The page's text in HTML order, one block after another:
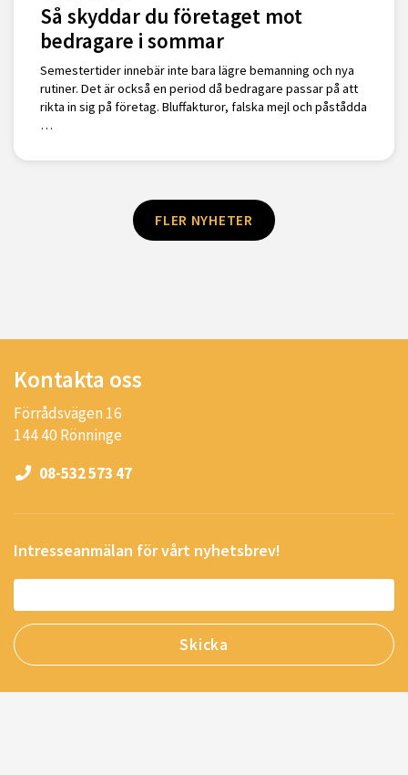
Så skyddar du företaget mot
bedragare i sommar
Semestertider innebär inte bara lägre bemanning och nya
rutiner. Det är också en period då bedragare passar på att
rikta in sig på företag. Bluffakturor, falska mejl och påstådda
…
FLER NYHETER
Kontakta oss
Förrådsvägen 16
144 40 Rönninge
08-532 573 47
Intresseanmälan för vårt nyhetsbrev!